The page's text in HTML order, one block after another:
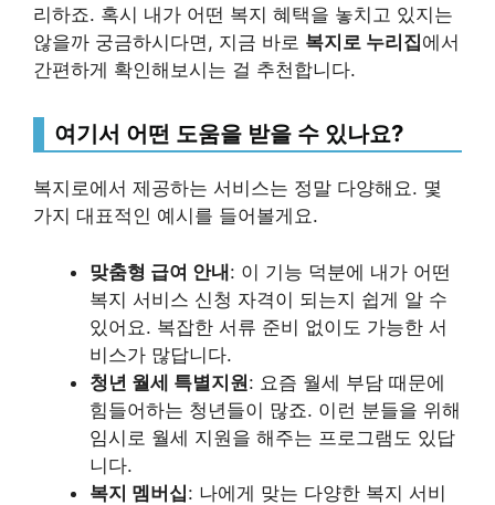
리하죠. 혹시 내가 어떤 복지 혜택을 놓치고 있지는
않을까 궁금하시다면, 지금 바로 복지로 누리집에서
간편하게 확인해보시는 걸 추천합니다.
여기서 어떤 도움을 받을 수 있나요?
복지로에서 제공하는 서비스는 정말 다양해요. 몇
가지 대표적인 예시를 들어볼게요.
맞춤형 급여 안내: 이 기능 덕분에 내가 어떤
복지 서비스 신청 자격이 되는지 쉽게 알 수
있어요. 복잡한 서류 준비 없이도 가능한 서
비스가 많답니다.
청년 월세 특별지원: 요즘 월세 부담 때문에
힘들어하는 청년들이 많죠. 이런 분들을 위해
임시로 월세 지원을 해주는 프로그램도 있답
니다.
복지 멤버십: 나에게 맞는 다양한 복지 서비